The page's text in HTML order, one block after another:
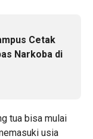
Cetak
Narkoba di
tua bisa mulai
usia